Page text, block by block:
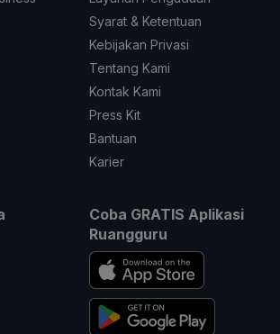
Syarat & Ketentuan
Kebijakan Privasi
Tentang Kami
Kontak Kami
Press Kit
Bantuan
Karier
Coba GRATIS Aplikasi
Ruangguru